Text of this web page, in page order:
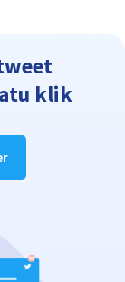
klik